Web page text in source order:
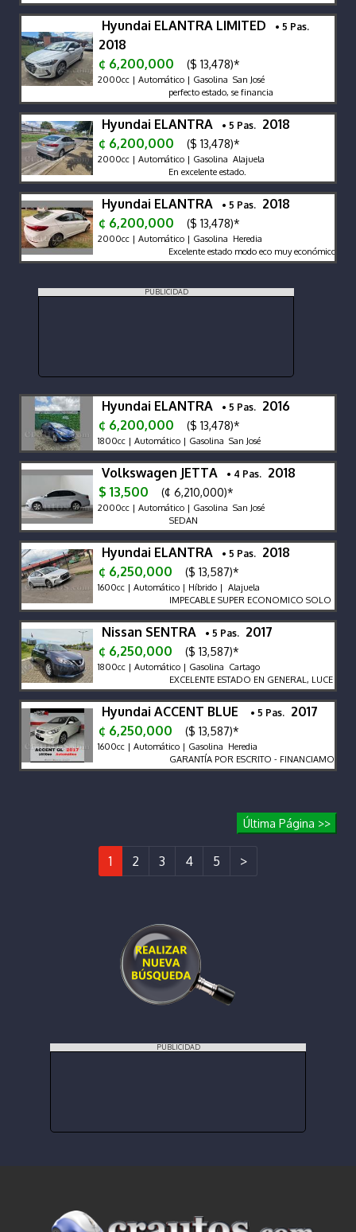
Hyundai ELANTRA LIMITED • 5 Pas.
2018
¢ 6,200,000
($ 13,478)*
2000cc | Automático | Gasolina San José
perfecto estado, se financia
Hyundai ELANTRA • 5 Pas. 2018
¢ 6,200,000
($ 13,478)*
2000cc | Automático | Gasolina Alajuela
En excelente estado.
Hyundai ELANTRA • 5 Pas. 2018
¢ 6,200,000
($ 13,478)*
2000cc | Automático | Gasolina Heredia
Excelente estado modo eco muy económico
PUBLICIDAD
Hyundai ELANTRA • 5 Pas. 2016
¢ 6,200,000
($ 13,478)*
1800cc | Automático | Gasolina San José
Volkswagen JETTA • 4 Pas. 2018
$ 13,500
(¢ 6,210,000)*
2000cc | Automático | Gasolina San José
SEDAN
Hyundai ELANTRA • 5 Pas. 2018
¢ 6,250,000
($ 13,587)*
1600cc | Automático | Híbrido | Alajuela
IMPECABLE SUPER ECONOMICO SOLO ES DE
Nissan SENTRA • 5 Pas. 2017
¢ 6,250,000
($ 13,587)*
1800cc | Automático | Gasolina Cartago
EXCELENTE ESTADO EN GENERAL, LUCE
Hyundai ACCENT BLUE • 5 Pas. 2017
¢ 6,250,000
($ 13,587)*
1600cc | Automático | Gasolina Heredia
GARANTÍA POR ESCRITO - FINANCIAMOS -
Última Página >>
1 2 3 4 5 >
PUBLICIDAD